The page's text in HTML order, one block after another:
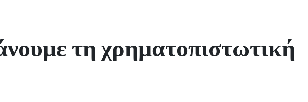
τη χρηματοπιστωτική